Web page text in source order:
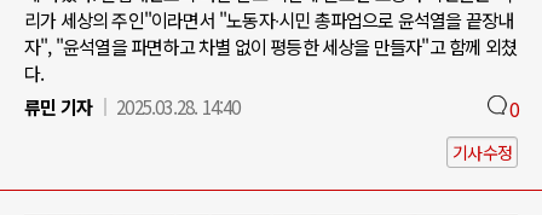
리가 세상의 주인"이라면서 "노동자∙시민 총파업으로 윤석열을 끝장내
자", "윤석열을 파면하고 차별 없이 평등한 세상을 만들자"고 함께 외쳤
다.
류민 기자
2025.03.28. 14:40 0
기사수정